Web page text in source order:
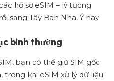
hồ sơ eSIM – lý tưởng
sang Tây Ban Nha, Ý hay
bình thường
bạn có thể giữ SIM gốc
trong khi eSIM xử lý dữ liệu